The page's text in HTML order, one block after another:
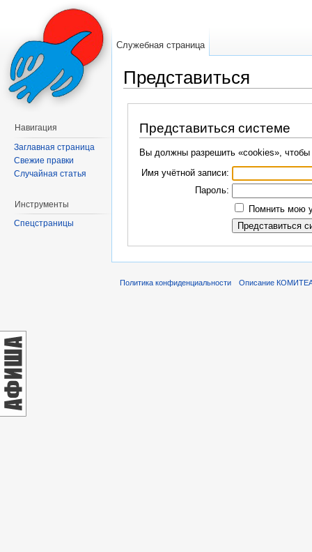
Представиться
Представиться системе
Вы должны разрешить «cookies», чтобы
Имя учётной записи:
Пароль:
Помнить мою
Служебная страница
Навигация
Заглавная страница
Свежие правки
Случайная статья
Инструменты
Спецстраницы
Политика конфиденциальности Описание